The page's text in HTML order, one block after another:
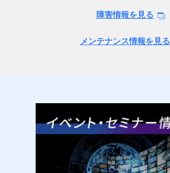
障害情報を見る
メンテナンス情報を見る